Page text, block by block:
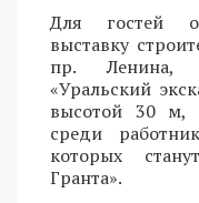
Для гостей
выставку
пр. Ленина,
«Уральский
высотой 30 м,
среди
которых
Гранта».